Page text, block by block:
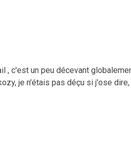
, c'est un peu décevant
je n'étais pas déçu si j'ose